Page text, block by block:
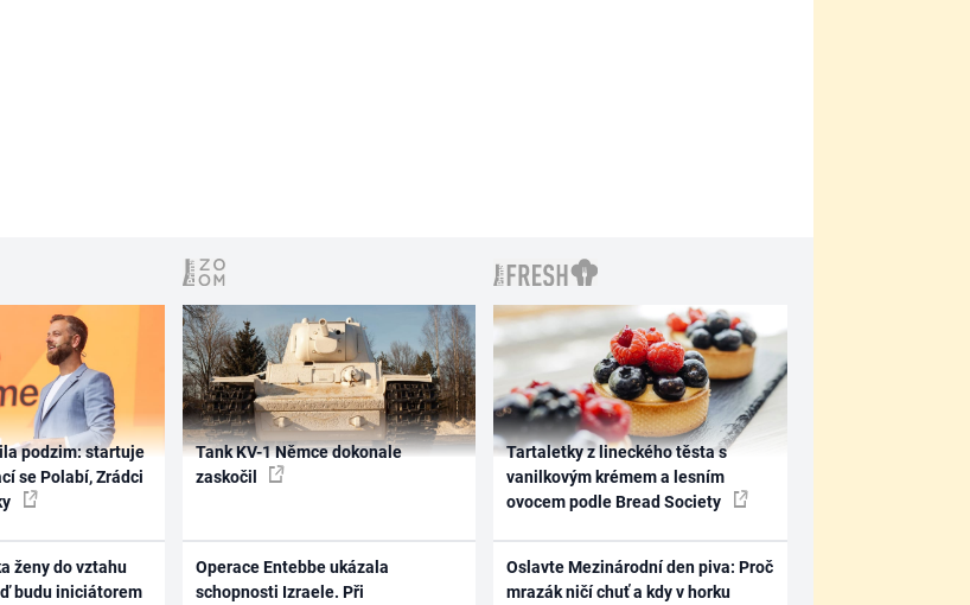
podzim: startuje
se Polabí, Zrádci
ženy do vztahu
budu iniciátorem
Tank KV-1 Němce dokonale
zaskočil
Operace Entebbe ukázala
schopnosti Izraele. Při
Tartaletky z lineckého těsta s
vanilkovým krémem a lesním
ovocem podle Bread Society
Oslavte Mezinárodní den piva: Proč
mrazák ničí chuť a kdy v horku